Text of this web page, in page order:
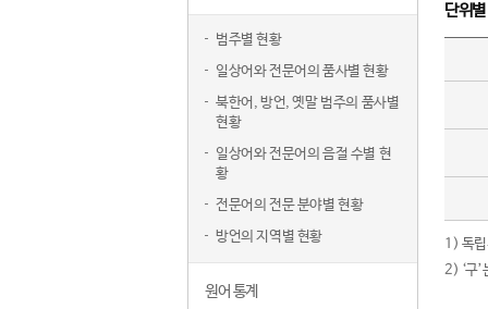
범주별 현황
일상어와 전문어의 품사별 현황
북한어, 방언, 옛말 범주의 품사별
현황
일상어와 전문어의 음절 수별 현
황
전문어의 전문 분야별 현황
방언의 지역별 현황
원어 통계
단위
1) 독립
2) ‘구